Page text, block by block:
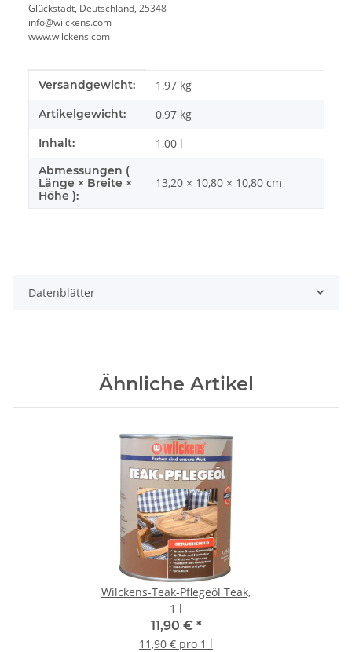
Glückstadt, Deutschland, 25348
info@wilckens.com
www.wilckens.com
Produkteigenschaft
Wert
Versandgewicht: 1,97 kg
Artikelgewicht: 0,97 kg
Inhalt: 1,00 l
Abmessungen (
Länge × Breite ×
Höhe ):
13,20 × 10,80 × 10,80 cm
Datenblätter
Ähnliche Artikel
Wilckens-Teak-Pflegeöl Teak,
1 l
11,90 € *
11,90 € pro 1 l